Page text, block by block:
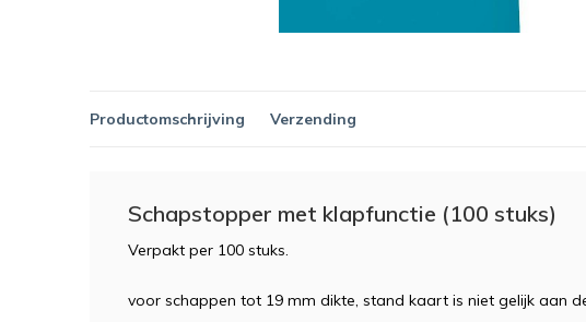
Productomschrijving Verzending
Schapstopper met klapfunctie (100 stuks)
Verpakt per 100 stuks.
voor schappen tot 19 mm dikte, stand kaart is niet gelijk aan